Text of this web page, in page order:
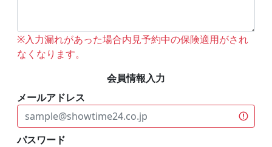
※入力漏れがあった場合内見予約中の保険適用がされ
なくなります。
会員情報入力
メールアドレス
パスワード